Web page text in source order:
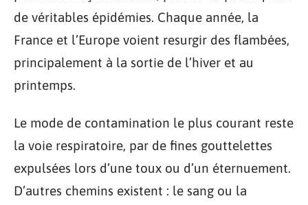
de véritables épidémies. Chaque année, la
France et l’Europe voient resurgir des flambées,
principalement à la sortie de l’hiver et au
printemps.
Le mode de contamination le plus courant reste
la voie respiratoire, par de fines gouttelettes
expulsées lors d’une toux ou d’un éternuement.
D’autres chemins existent : le sang ou la